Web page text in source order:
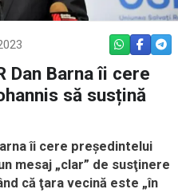
WHATSAPP
Dan Barna îi cere
să susțină
îi cere preşedintelui
mesaj „clar” de susţinere
că ţara vecină este „în